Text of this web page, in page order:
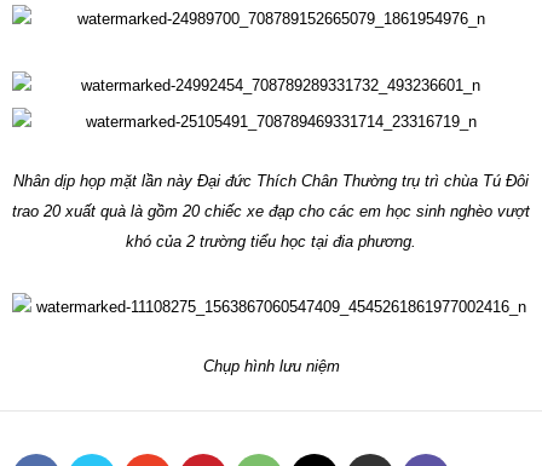
Nhân dịp họp mặt lần này Đại đức Thích Chân Thường trụ trì chùa Tú Đôi
trao 20 xuất quà là gồm 20 chiếc xe đạp cho các em học sinh nghèo vượt
khó của 2 trường tiểu học tại đia phương.
Chụp hình lưu niệm